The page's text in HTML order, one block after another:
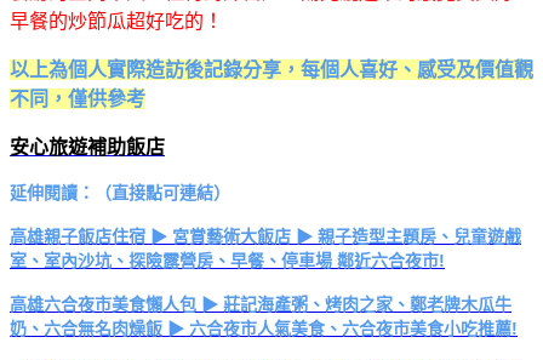
早餐的炒節瓜超好吃的！
以上為個人實際造訪後記錄分享，每個人喜好、感受及價值觀
不同，僅供參考
安心旅遊補助飯店
延伸閱讀：（直接點可連結）
高雄親子飯店住宿 ▶ 宮賞藝術大飯店 ▶ 親子造型主題房、兒童遊戲
室、室內沙坑、探險露營房、早餐、停車場 鄰近六合夜市!
高雄六合夜市美食懶人包 ▶ 莊記海產粥、烤肉之家、鄭老牌木瓜牛
奶、六合無名肉燥飯 ▶ 六合夜市人氣美食、六合夜市美食小吃推薦!